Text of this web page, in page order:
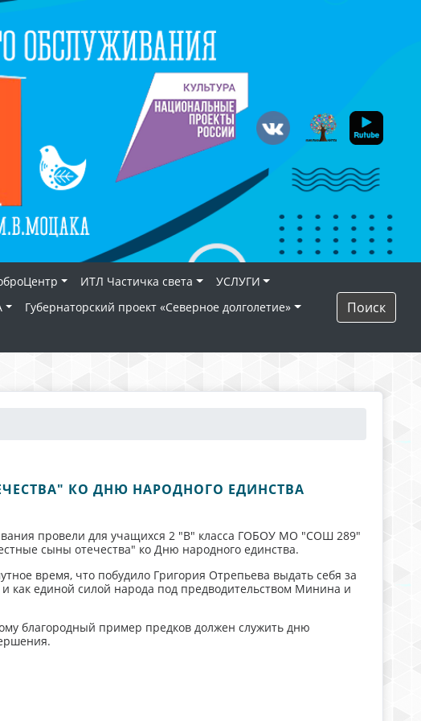
ИТЛ Частичка света
УСЛУГИ
Губернаторский проект «Северное долголетие»
Поиск
КО ДНЮ НАРОДНОГО ЕДИНСТВА
провели для учащихся 2 "В" класса ГОБОУ МО "СОШ 289"
сыны отечества" ко Дню народного единства.
время, что побудило Григория Отрепьева выдать себя за
как единой силой народа под предводительством Минина и
благородный пример предков должен служить дню